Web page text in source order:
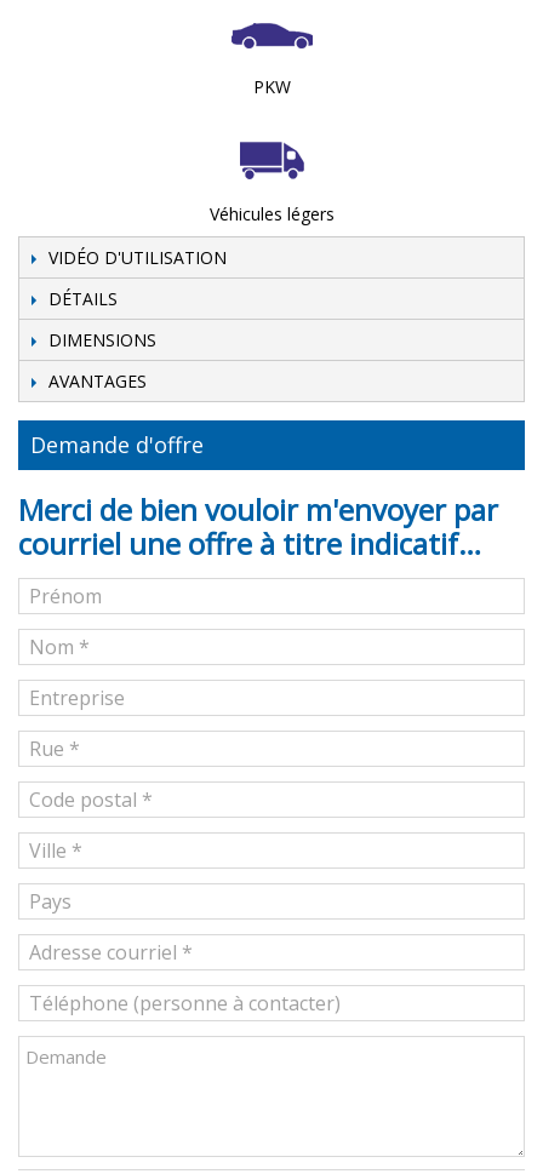
PKW
Véhicules légers
VIDÉO D'UTILISATION
DÉTAILS
DIMENSIONS
AVANTAGES
Demande d'offre
Merci de bien vouloir m'envoyer par
courriel une offre à titre indicatif…